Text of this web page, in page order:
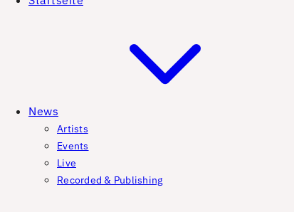
News
Artists
Events
Live
Recorded & Publishing